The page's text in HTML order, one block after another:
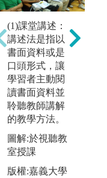
藉由業界參
訪，讓學生了
解之後投入職
場，面對的工
作內容，及環
境。
圖解:學生於業
界參訪
版權:國立嘉義
大學植物醫學
系所有
(1)課堂講述：
講述法是指以
書面資料或是
口頭形式，讓
學習者主動閱
讀書面資料並
聆聽教師講解
的教學方法。
圖解:於視聽教
室授課
版權:嘉義大學